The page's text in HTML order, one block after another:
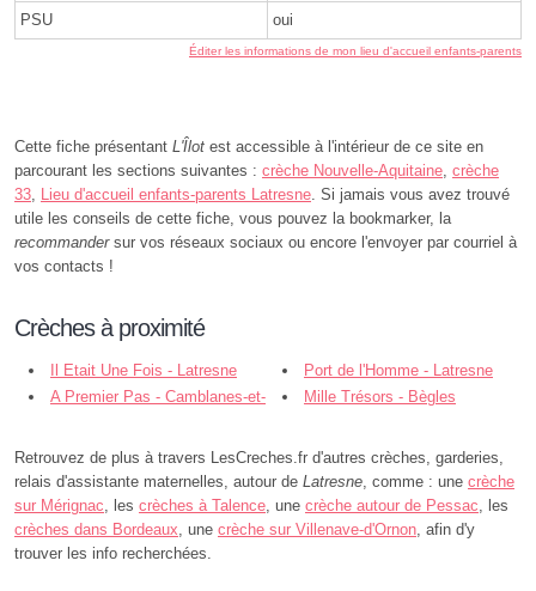
PSU oui
Éditer les informations de mon lieu d'accueil enfants-parents
Cette fiche présentant L'Îlot est accessible à l'intérieur de ce site en
parcourant les sections suivantes : crèche Nouvelle-Aquitaine, crèche
33, Lieu d'accueil enfants-parents Latresne. Si jamais vous avez trouvé
utile les conseils de cette fiche, vous pouvez la bookmarker, la
recommandersur vos réseaux sociaux ou encore l'envoyer par courriel à
vos contacts !
Crèches à proximité
Il Etait Une Fois - Latresne
Port de l'Homme - Latresne
A Premier Pas - Camblanes-et-
Mille Trésors - Bègles
Retrouvez de plus à travers LesCreches.fr d'autres crèches, garderies,
relais d'assistante maternelles, autour de Latresne, comme : une crèche
sur Mérignac, les crèches à Talence, une crèche autour de Pessac, les
crèches dans Bordeaux, une crèche sur Villenave-d'Ornon, afin d'y
trouver les info recherchées.